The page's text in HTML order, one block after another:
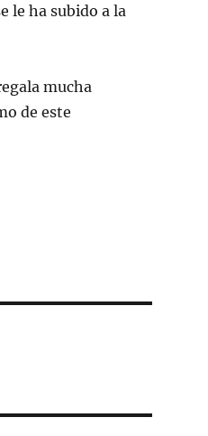
le ha subido a la
mucha
de este